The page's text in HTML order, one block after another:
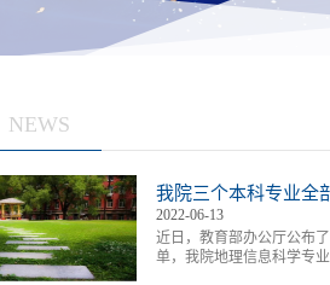
我院三个本科专业全
2022-06-13
近日，教育部办公厅公布
单，我院地理信息科学专